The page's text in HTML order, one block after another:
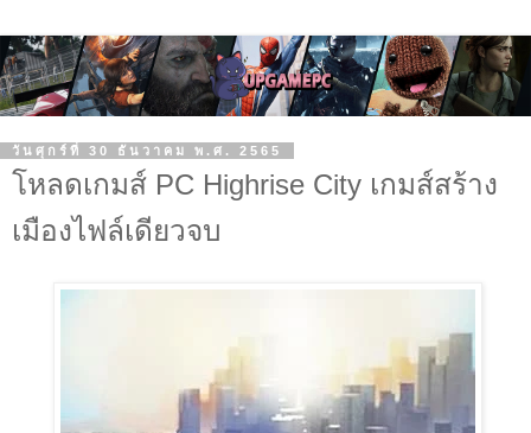
วันศุกร์ที่ 30 ธันวาคม พ.ศ. 2565
โหลดเกมส์ PC Highrise City เกมส์สร้าง
เมืองไฟล์เดียวจบ